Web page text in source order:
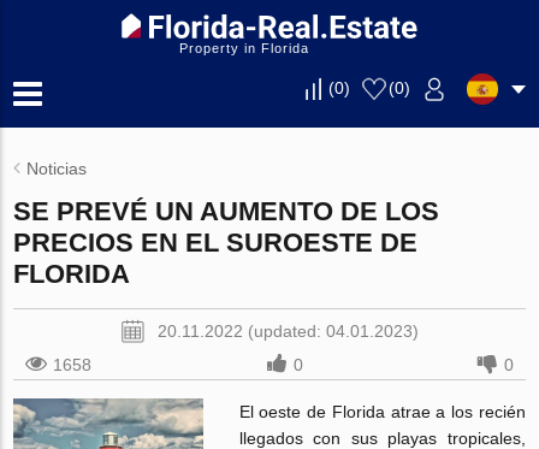
Property in Florida
(0) (0)
Noticias
SE PREVÉ UN AUMENTO DE LOS
PRECIOS EN EL SUROESTE DE
FLORIDA
20.11.2022 (updated: 04.01.2023)
1658
0 0
El oeste de Florida atrae a los recién
llegados con sus playas tropicales,